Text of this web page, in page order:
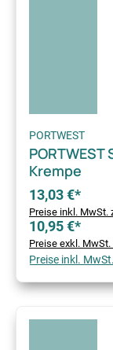
PORTWEST
Krempe
13,03 €*
Preise inkl. MwSt.
10,95 €*
Preise exkl.
Preise inkl.